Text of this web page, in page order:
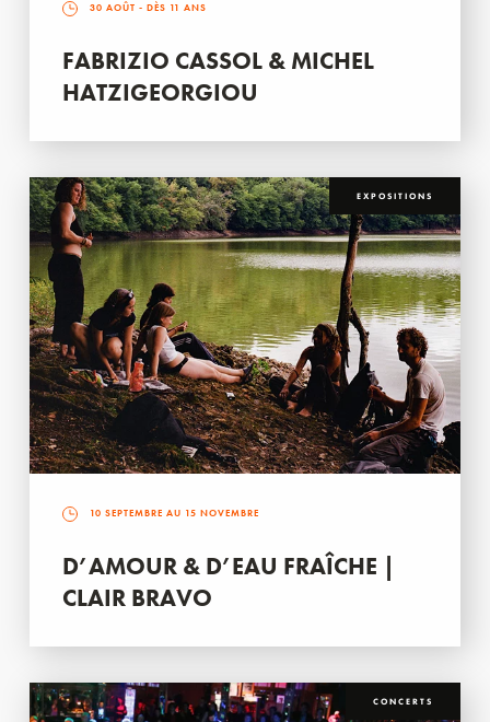
30 AOÛT - DÈS 11 ANS
FABRIZIO CASSOL & MICHEL
HATZIGEORGIOU
EXPOSITIONS
10 SEPTEMBRE AU 15 NOVEMBRE
D’AMOUR & D’EAU FRAÎCHE |
CLAIR BRAVO
CONCERTS